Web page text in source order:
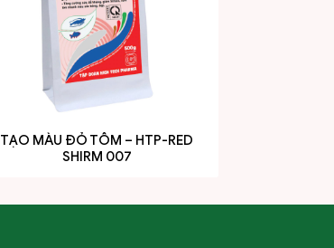
TẠO MÀU ĐỎ TÔM – HTP-RED
SHIRM 007